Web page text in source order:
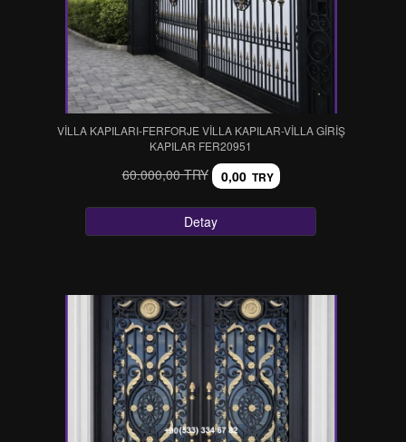
VİLLA KAPILARI-FERFORJE VİLLA KAPILAR-VİLLA GİRİŞ
KAPILAR FER20951
60.000,00 TRY 0,00 TRY
Detay